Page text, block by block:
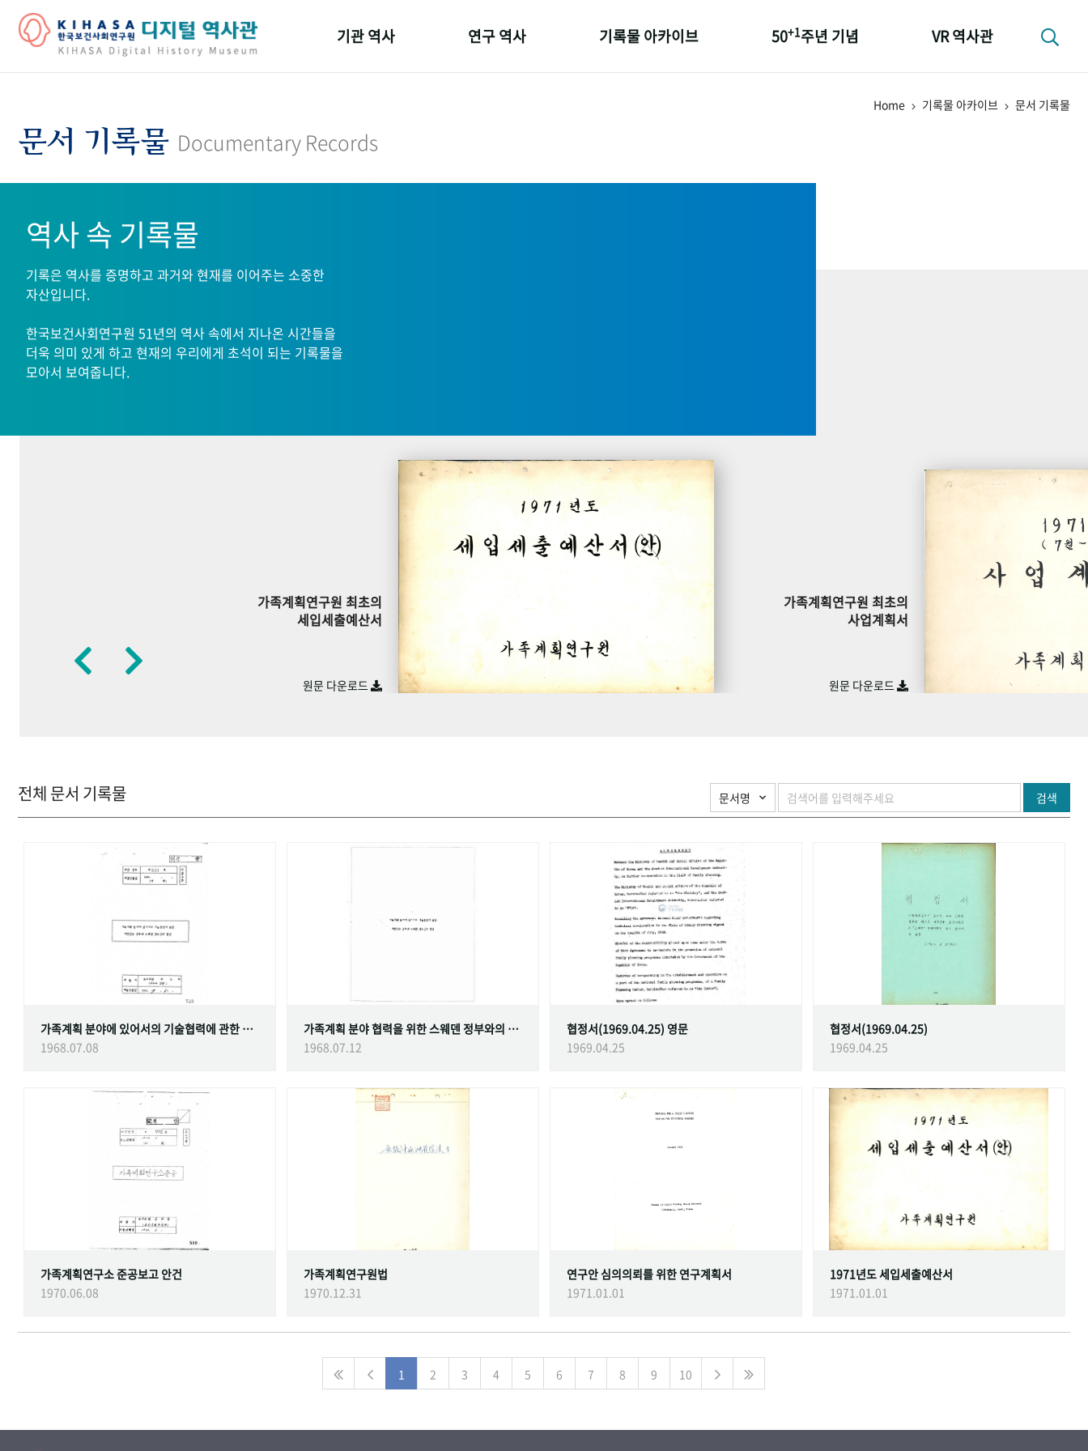
기관 역사
기관 변천사
연구 역사 기록물 아카이브 50+1주년 기념 VR 역사관
Home 기록물 아카이브 문서 기록물
문서 기록물 Documentary Records
역사 속 기록물
기록은 역사를 증명하고 과거와 현재를 이어주는 소중한
자산입니다.
한국보건사회연구원 51년의 역사 속에서 지나온 시간들을
더욱 의미 있게 하고 현재의 우리에게 초석이 되는 기록물을
모아서 보여줍니다.
가족계획연구원 최초의
세입세출예산서
원문 다운로드
가족계획연구원 최초의
사업계획서
원문 다운로드
전체 문서 기록물 검색
가족계획 분야에 있어서의 기술협력에 관한 대한민국정부와 스웨덴 정부간의 협정
1968.07.08
가족계획 분야 협력을 위한 스웨덴 정부와의 협정
1968.07.12
협정서(1969.04.25) 영문
1969.04.25
협정서(1969.04.25)
1969.04.25
가족계획연구소 준공보고 안건
1970.06.08
가족계획연구원법
1970.12.31
연구안 심의의뢰를 위한 연구계획서
1971.01.01
1971년도 세입세출예산서
1971.01.01
1 2 3 4 5 6 7 8 9 10